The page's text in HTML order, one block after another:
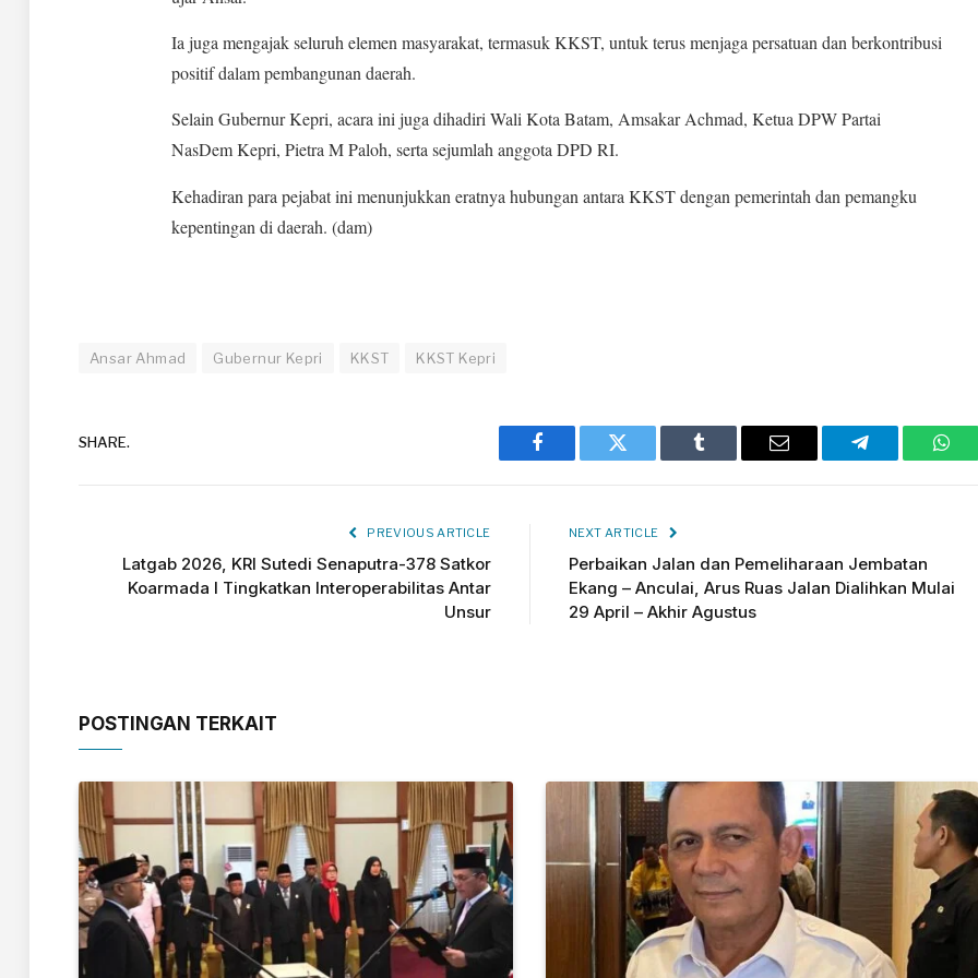
Ia juga mengajak seluruh elemen masyarakat, termasuk KKST, untuk terus menjaga persatuan dan berkontribusi
positif dalam pembangunan daerah.
Selain Gubernur Kepri, acara ini juga dihadiri Wali Kota Batam, Amsakar Achmad, Ketua DPW Partai
NasDem Kepri, Pietra M Paloh, serta sejumlah anggota DPD RI.
Kehadiran para pejabat ini menunjukkan eratnya hubungan antara KKST dengan pemerintah dan pemangku
kepentingan di daerah. (dam)
Ansar Ahmad Gubernur Kepri KKST KKST Kepri
SHARE.
Facebook Twitter Tumblr Email Telegram
PREVIOUS ARTICLE
Latgab 2026, KRI Sutedi Senaputra-378 Satkor
Koarmada I Tingkatkan Interoperabilitas Antar
Unsur
NEXT ARTICLE
Perbaikan Jalan dan Pemeliharaan Jembatan
Ekang – Anculai, Arus Ruas Jalan Dialihkan Mulai
29 April – Akhir Agustus
POSTINGAN TERKAIT